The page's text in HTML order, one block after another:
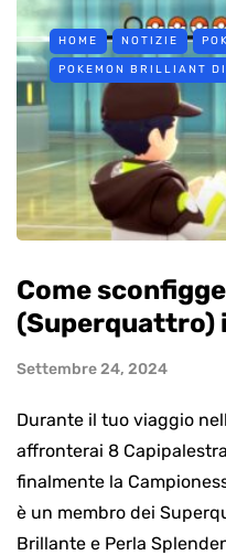
HOME NOTIZIE
POKEMON BRILLIANT
Come
(Superquattro)
Settembre 24, 2024
Durante il tuo viaggio
affronterai 8
finalmente la
è un membro dei
Brillante e Perla